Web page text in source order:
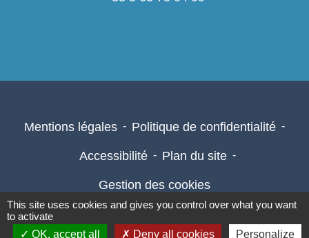
Mentions légales - Politique de confidentialité -
Accessibilité - Plan du site -
Gestion des cookies
This site uses cookies and gives you control over what you want
to activate
OK, accept all
Deny all cookies Personalize